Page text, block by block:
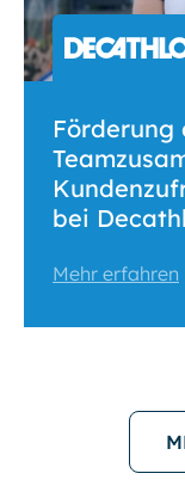
Förderung
bei
Mehr erfahren